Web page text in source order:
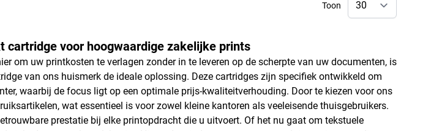
Toon
cartridge voor hoogwaardige zakelijke prints
om uw printkosten te verlagen zonder in te leveren op de scherpte van uw documenten, is
van ons huismerk de ideale oplossing. Deze cartridges zijn specifiek ontwikkeld om
waarbij de focus ligt op een optimale prijs-kwaliteitverhouding. Door te kiezen voor ons
wat essentieel is voor zowel kleine kantoren als veeleisende thuisgebruikers.
prestatie bij elke printopdracht die u uitvoert. Of het nu gaat om tekstuele